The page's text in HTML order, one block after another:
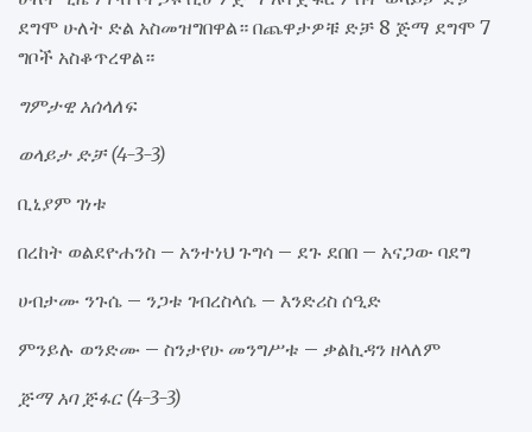
ደግሞ ሁለት ድል አስመዝግበዋል። በጨዋታዎቹ ድቻ 8 ጅማ ደግሞ 7
ግቦች አስቆጥረዋል።
ግምታዊ አሰላለፍ
ወላይታ ድቻ (4-3-3)
ቢኒያም ገነቱ
በረከት ወልደዮሐንስ – አንተነህ ጉግሳ – ደጉ ደበበ – አናጋው ባደግ
ሀብታሙ ንጉሴ – ንጋቱ ገብረስላሴ – እንድሪስ ሰዒድ
ምንይሉ ወንድሙ – ስንታየሁ መንግሥቱ – ቃልኪዳን ዘላለም
ጅማ አባ ጅፋር (4-3-3)